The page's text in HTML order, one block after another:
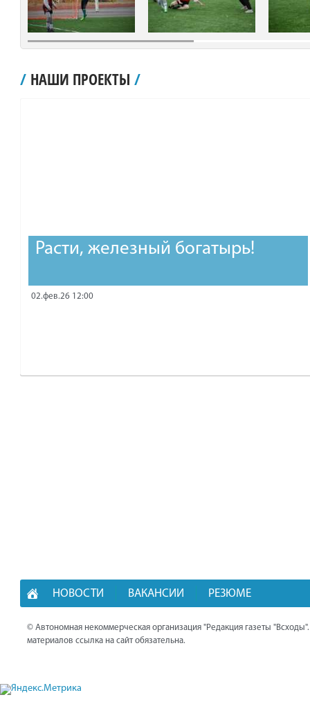
/ НАШИ ПРОЕКТЫ /
Расти, железный богатырь!
02.фев.26 12:00
НОВОСТИ ВАКАНСИИ РЕЗЮМЕ
© Автономная некоммерческая организация "Редакция газеты
материалов ссылка на сайт обязательна.